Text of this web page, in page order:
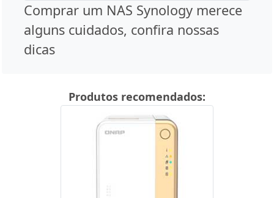
Comprar um NAS Synology merece
alguns cuidados, confira nossas
dicas
Produtos recomendados: